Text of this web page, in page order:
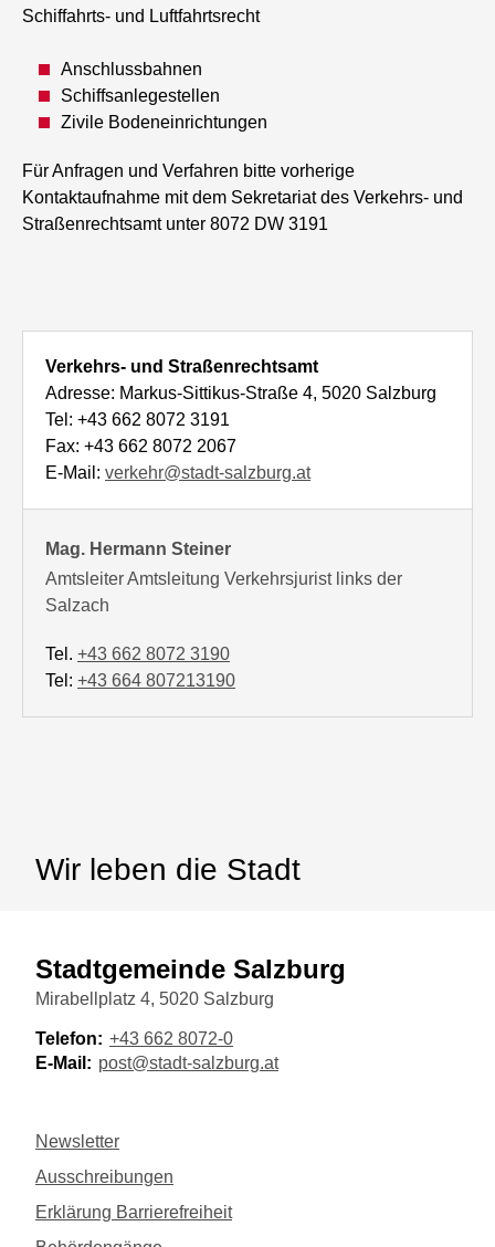
Schiffahrts- und Luftfahrtsrecht
Anschlussbahnen
Schiffsanlegestellen
Zivile Bodeneinrichtungen
Für Anfragen und Verfahren bitte vorherige
Kontaktaufnahme mit dem Sekretariat des Verkehrs- und
Straßenrechtsamt unter 8072 DW 3191
Verkehrs- und Straßenrechtsamt
Adresse: Markus-Sittikus-Straße 4, 5020 Salzburg
Tel: +43 662 8072 3191
Fax: +43 662 8072 2067
E-Mail:verkehr@stadt-salzburg.at
Mag. Hermann Steiner
Amtsleiter Amtsleitung Verkehrsjurist links der
Salzach
Tel.+43 662 8072 3190
Tel:+43 664 807213190
Wir leben die Stadt
Stadtgemeinde Salzburg
Mirabellplatz 4, 5020 Salzburg
Telefon: +43 662 8072-0
E-Mail: post@stadt-salzburg.at
Newsletter
Ausschreibungen
Erklärung Barrierefreiheit